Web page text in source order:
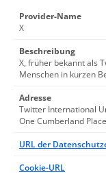
Provider-Name
X
Beschreibung
X, früher bekannt als
Menschen in kurzen
Adresse
Twitter International
One Cumberland
URL der
Cookie-URL